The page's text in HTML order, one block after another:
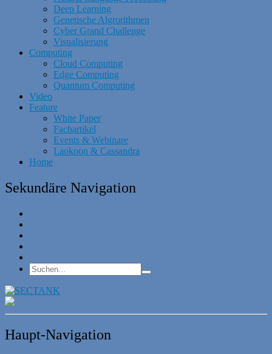
Deep Learning
Genetische Algrorithmen
Cyber Grand Challenge
Visualisierung
Computing
Cloud Computing
Edge Computing
Quantum Computing
Video
Feature
White Paper
Fachartikel
Events & Webinare
Laokoon & Cassandra
Home
Sekundäre Navigation
Haupt-Navigation